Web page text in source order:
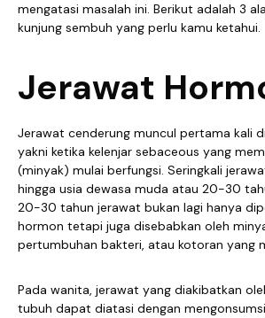
mengatasi masalah ini. Berikut adalah 3
kunjung sembuh yang perlu kamu ketahui.
Jerawat
Jerawat cenderung muncul pertama kali
yakni ketika kelenjar sebaceous yang
(minyak) mulai berfungsi. Seringkali
hingga usia dewasa muda atau 20-30
20-30 tahun jerawat bukan lagi hanya
hormon tetapi juga disebabkan oleh
pertumbuhan bakteri, atau kotoran yang
Pada wanita, jerawat yang diakibatkan
tubuh dapat diatasi dengan